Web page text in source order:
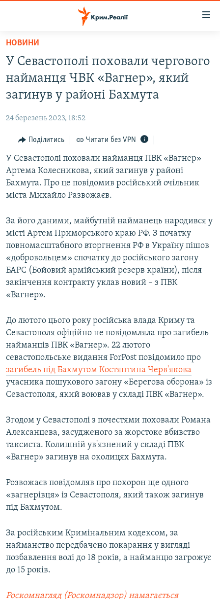
Перейти
основного
матеріалу
до
основної
навігації
Перейти
пошуку
БЛОГИ
ПОГЛЯД
ІНТЕРВ'Ю
ВСЕ ЗА ДЕНЬ
СПЕЦПРОЕКТИ
ВІДЕОУРОКИ «ELIFBE»
СВІДЧЕННЯ ОКУПАЦІЇ
УКРАЇНСЬКА ПРОБЛЕМА КРИМУ
ІНФОГРАФІКА
Русский
Qırımtatar
ДОЛУЧАЙСЯ!
Усі сайти RFE/RL
НОВИНИ
У Севастополі поховали чергового
найманця ЧВК «Вагнер», який
загинув у районі Бахмута
24 березень 2023, 18:52
Поділитись Читати без VPN
У Севастополі поховали найманця ПВК «Вагнер»
Артема Колесникова, який загинув у районі
Бахмута. Про це повідомив російський очільник
міста Михайло Развожаєв.
За його даними, майбутній найманець народився у
місті Артем Приморського краю РФ. З початку
повномасштабного вторгнення РФ в Україну пішов
«добровольцем» спочатку до російського загону
БАРС (Бойовий армійський резерв країни), після
закінчення контракту уклав новий – з ПВК
«Вагнер».
До лютого цього року російська влада Криму та
Севастополя офіційно не повідомляла про загибель
найманців ПВК «Вагнер». 22 лютого
севастопольське видання ForPost повідомило про
загибель під Бахмутом Костянтина Черв'якова –
учасника пошукового загону «Берегова оборона» із
Севастополя, який воював у складі ПВК «Вагнер».
Згодом у Севастополі з почестями поховали Романа
Алексанцева, засудженого за жорстоке вбивство
таксиста. Колишній ув'язнений у складі ПВК
«Вагнер» загинув на околицях Бахмута.
Розвожаєв повідомляв про похорон ще одного
«вагнерівця» із Севастополя, який також загинув
під Бахмутом.
За російським Кримінальним кодексом, за
найманство передбачено покарання у вигляді
позбавлення волі до 18 років, а найманцю загрожує
до 15 років.
Роскомнагляд (Роскомнадзор) намагається